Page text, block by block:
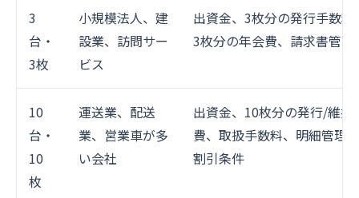
3
台・
3枚
小規模法人、建
設業、訪問サー
ビス
出資金、3枚分の発行手数料
3枚分の年会費、請求書管理
10
台・
10
枚
運送業、配送
業、営業車が多
い会社
出資金、10枚分の発行/維持
費、取扱手数料、明細管理、
割引条件